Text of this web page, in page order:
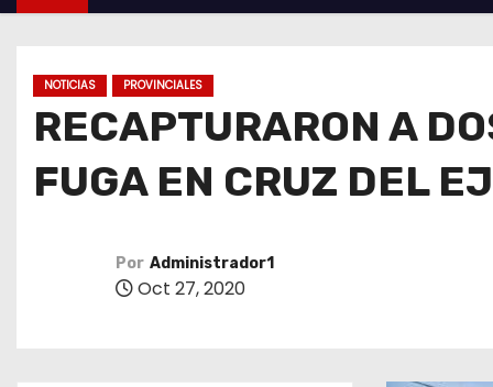
i
NOTICIAS PROVINCIALES
RECAPTURARON A
FUGA EN CRUZ DEL
Por Administrador1
Oct 27, 2020